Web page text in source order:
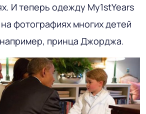
И теперь одежду My1stYears
фотографиях многих детей
принца Джорджа.